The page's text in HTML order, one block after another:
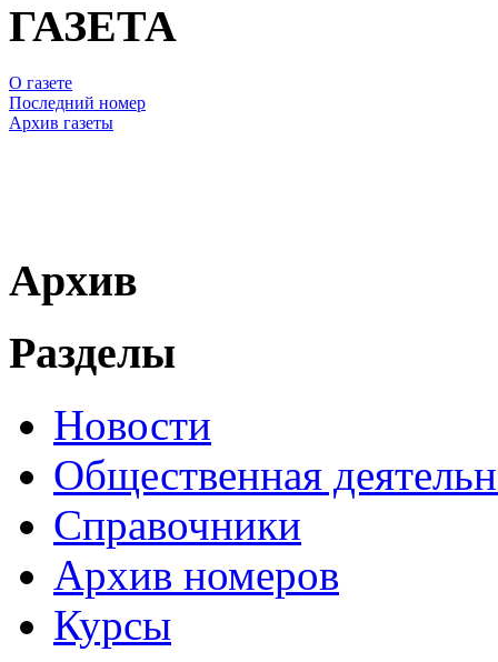
ГАЗЕТА
О газете
Последний номер
Архив газеты
Архив
Разделы
Новости
Общественная
Справочники
Архив номеров
Курсы